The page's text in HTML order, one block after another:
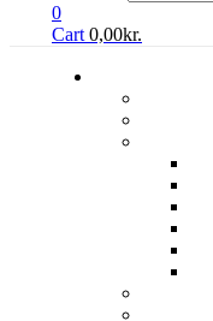
0
Cart 0,00kr.